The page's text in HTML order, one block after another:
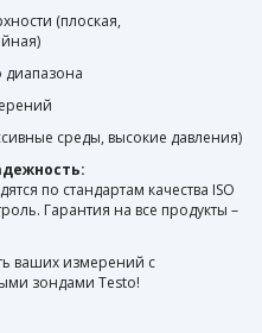
(плоская,
диапазона
среды, высокие давления)
по стандартам качества ISO
Гарантия на все продукты –
ваших измерений с
зондами Testo!